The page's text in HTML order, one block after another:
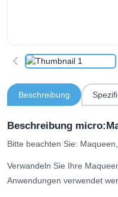
Beschreibung
Beschreibung
Bitte beachten Sie:
Verwandeln Sie Ihre
Anwendungen verwendet